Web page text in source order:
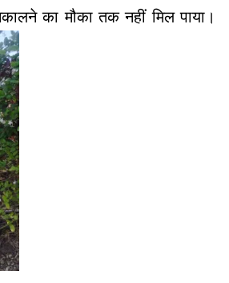
का मौका तक नहीं मिल पाया।